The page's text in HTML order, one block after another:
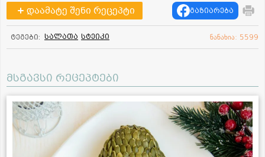
დაამატე შენი რეცეპტი გაზიარება
ტეგები: სალათა სტეიკი ნანახია: 5599
მსგავსი რეცეპტები